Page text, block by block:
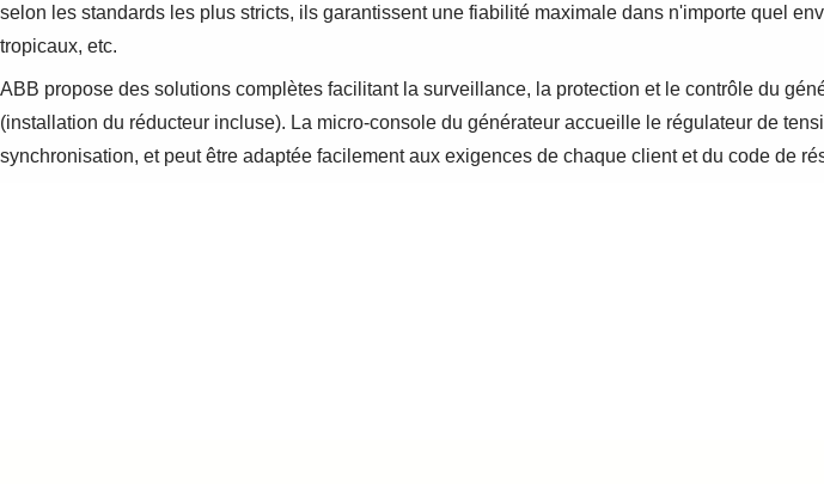
selon les standards les plus stricts, ils garantissent une fiabilité maximale dans n'importe quel
tropicaux, etc.
ABB propose des solutions complètes facilitant la surveillance, la protection et le contrôle du
(installation du réducteur incluse). La micro-console du générateur accueille le régulateur de
synchronisation, et peut être adaptée facilement aux exigences de chaque client et du code de